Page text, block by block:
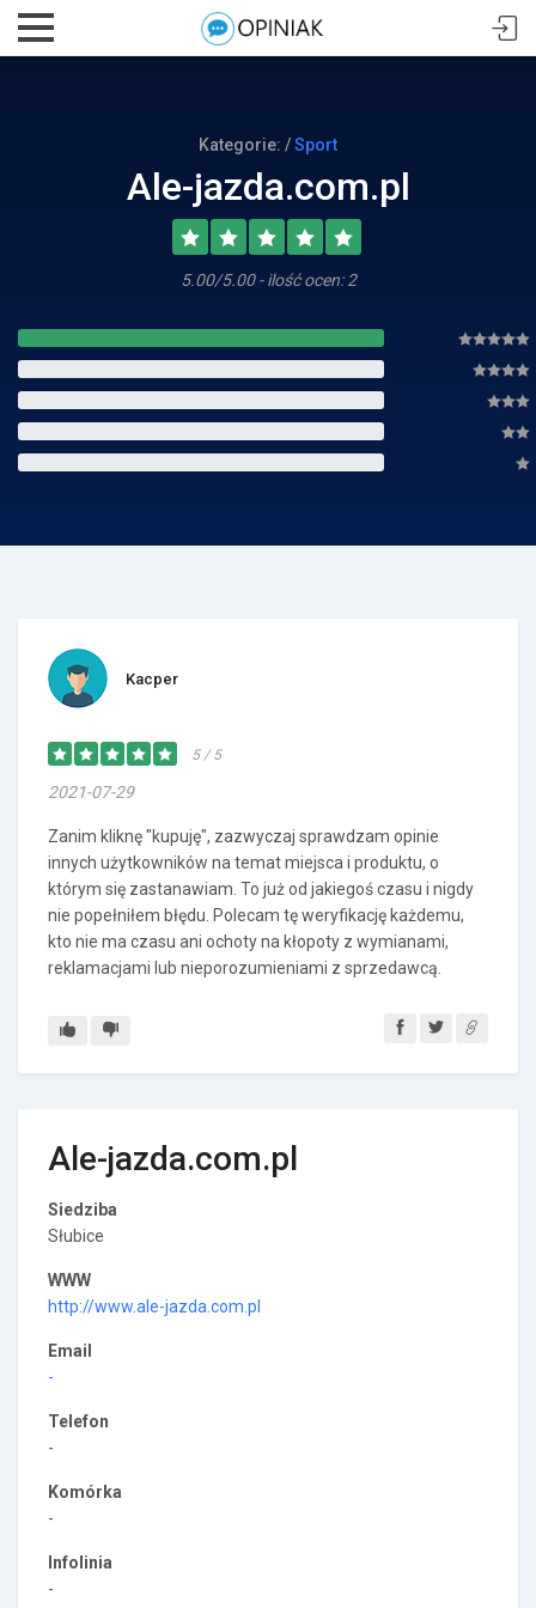
Kategorie: /Sport
Ale-jazda.com.pl
5.00/5.00 - ilość ocen: 2
Kacper
5 / 5
2021-07-29
Zanim kliknę "kupuję", zazwyczaj sprawdzam opinie
innych użytkowników na temat miejsca i produktu, o
którym się zastanawiam. To już od jakiegoś czasu i nigdy
nie popełniłem błędu. Polecam tę weryfikację każdemu,
kto nie ma czasu ani ochoty na kłopoty z wymianami,
reklamacjami lub nieporozumieniami z sprzedawcą.
Ale-jazda.com.pl
Siedziba
Słubice
WWW
http://www.ale-jazda.com.pl
Email
-
Telefon
-
Komórka
-
Infolinia
-